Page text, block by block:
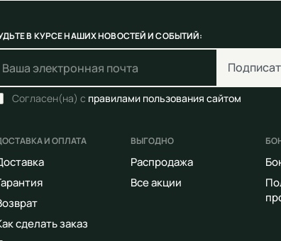
В КУРСЕ НАШИХ НОВОСТЕЙ И СОБЫТИЙ:
Согласен(на) с правилами пользования сайтом
И ОПЛАТА
сделать заказ
ВЫГОДНО
Распродажа
Все акции